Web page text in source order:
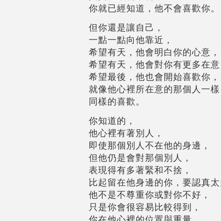
你就已經知道，他不會喜歡你。
但你還是讓自己，
一點一點向他靠近，
希望有天，他會明白你的心意，
希望有天，他會對你有更多在意
希望最後，他也會開始喜歡你，
就像他心裡所在意的那個人一樣
同樣的喜歡。
你知道的，
他心裡有著別人，
即使那個別人不在他的身邊，
但他仍是會對那個別人，
表現得有多著緊和不捨，
比起留在他身邊的你，要認真太
他不是不尊重你或對你不好，
只是你會很容易比較得到，